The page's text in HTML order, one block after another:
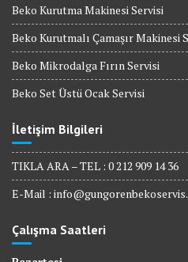
Beko Kurutma Makinesi Servisi
Beko Kurutmalı Çamaşır Makinesi
Beko Mikrodalga Fırın Servisi
Beko Set Üstü Ocak Servisi
İletişim Bilgileri
TIKLA ARA – TEL : 0 212 909 14 36
E-Mail :
Çalışma Saatleri